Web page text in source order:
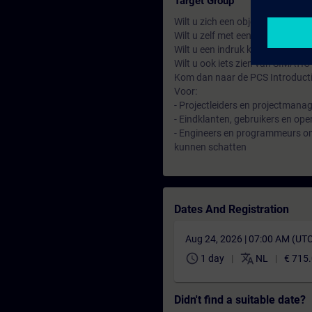
Wilt u zich een objectief beeld
Wilt u zelf met een PCS 7
Wilt u een indruk krijgen van
Wilt u ook iets zien van SIMATIC
Kom dan naar de PCS
Voor:
- Projectleiders en
- Eindklanten, gebruikers en
- Engineers en programmeurs
kunnen schatten
Dates And Registration
Aug 24, 2026 | 07:00 AM
schedule 1 day translate NL €
Didn't find a suitable date?